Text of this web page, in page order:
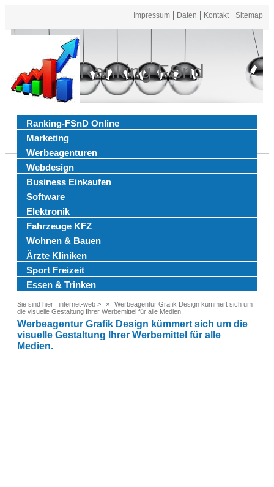
Impressum Daten Kontakt Sitemap
Ranking FSnd
Ranking-FSnD Online
Marketing
Werbeagenturen
Webdesign
Business Einkaufen
Software
Elektronik
Fahrzeuge KFZ
Wohnen & Bauen
Ärzte Kliniken
Sport Freizeit
Essen & Trinken
Sie sind hier : internet-web >
Werbeagentur Grafik Design kümmert sich um
die visuelle Gestaltung Ihrer Werbemittel für alle Medien.
Werbeagentur Grafik Design kümmert sich um die
visuelle Gestaltung Ihrer Werbemittel für alle
Medien.